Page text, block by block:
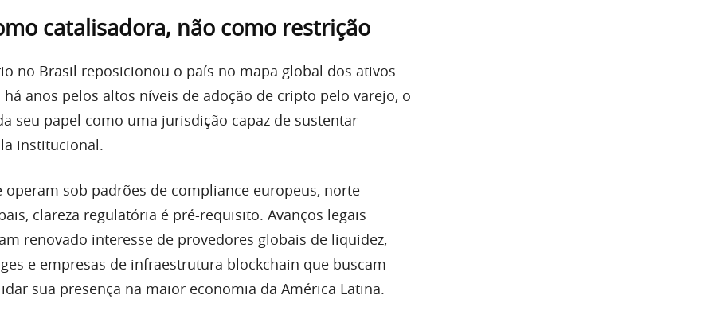
catalisadora, não como restrição
no Brasil reposicionou o país no mapa global dos ativos
anos pelos altos níveis de adoção de cripto pelo varejo, o
seu papel como uma jurisdição capaz de sustentar
institucional.
operam sob padrões de compliance europeus, norte-
clareza regulatória é pré-requisito. Avanços legais
renovado interesse de provedores globais de liquidez,
e empresas de infraestrutura blockchain que buscam
sua presença na maior economia da América Latina.